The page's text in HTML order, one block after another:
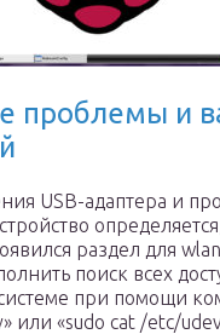
проблемы и
USB-адаптера и
раздел для
поиск всех
при помощи
или «sudo cat /etc/